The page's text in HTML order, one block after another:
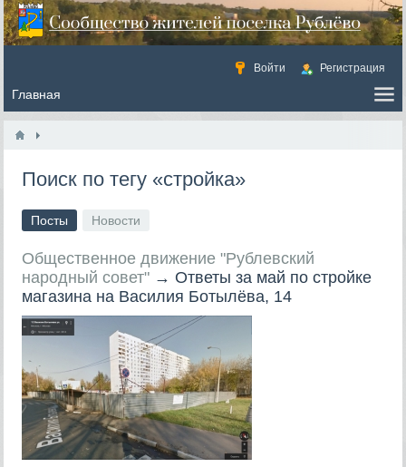
Войти Регистрация
Поиск по тегу «стройка»
Посты Новости
Общественное движение "Рублевский
народный совет" → Ответы за май по стройке
магазина на Василия Ботылёва, 14